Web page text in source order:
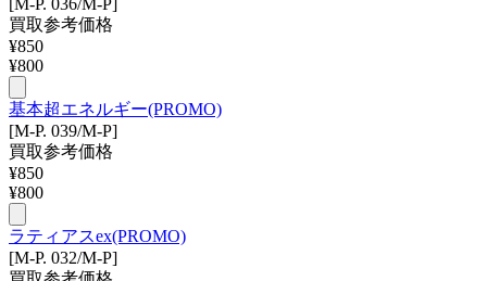
買取参考価格
¥850
¥800
基本超エネルギー(PROMO)
[M-P. 039/M-P]
買取参考価格
¥850
¥800
ラティアスex(PROMO)
[M-P. 032/M-P]